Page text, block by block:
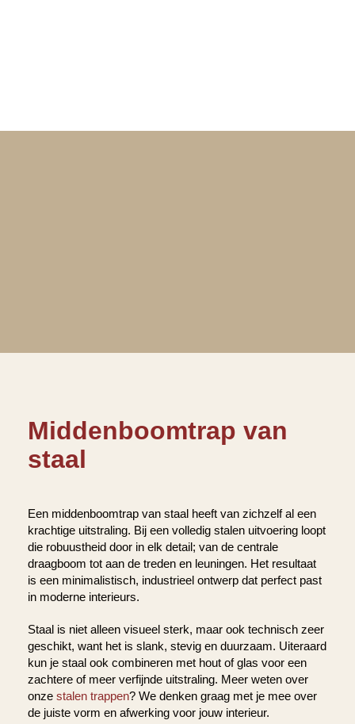
Middenboomtrap van
staal
Een middenboomtrap van staal heeft van zichzelf al een
krachtige uitstraling. Bij een volledig stalen uitvoering loopt
die robuustheid door in elk detail; van de centrale
draagboom tot aan de treden en leuningen. Het resultaat
is een minimalistisch, industrieel ontwerp dat perfect past
in moderne interieurs.
Staal is niet alleen visueel sterk, maar ook technisch zeer
geschikt, want het is slank, stevig en duurzaam. Uiteraard
kun je staal ook combineren met hout of glas voor een
zachtere of meer verfijnde uitstraling. Meer weten over
onze stalen trappen? We denken graag met je mee over
de juiste vorm en afwerking voor jouw interieur.